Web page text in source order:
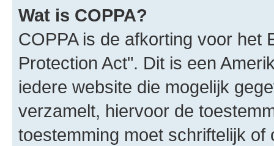
Wat is COPPA?
COPPA is de afkorting voor het
Protection Act". Dit is een
iedere website die mogelijk
verzamelt, hiervoor de
toestemming moet schriftelijk